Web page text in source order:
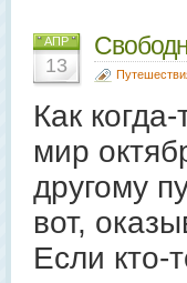
АПР
13
Как
мир
другому
вот,
Если кто-